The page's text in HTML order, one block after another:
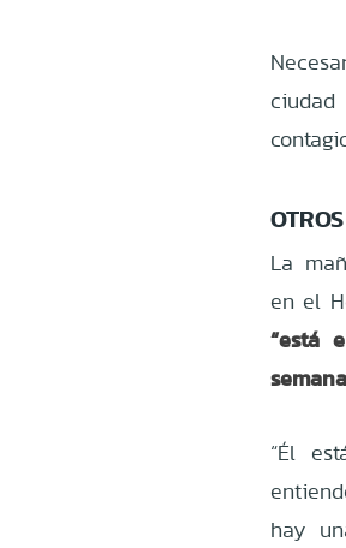
La
en el
“está
“Él
hay